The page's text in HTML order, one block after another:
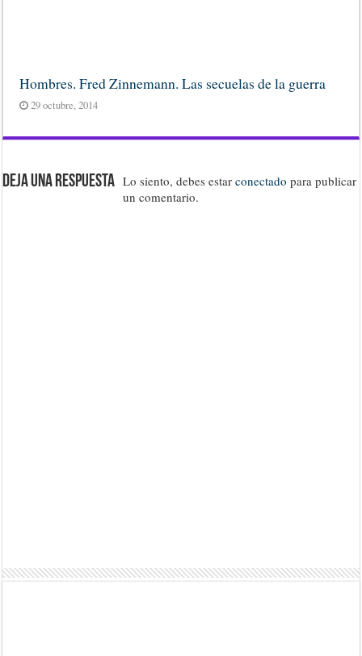
Hombres. Fred Zinnemann. Las secuelas de la guerra
29 octubre, 2014
Deja una respuesta Lo siento, debes estarconectado para publicar
un comentario.